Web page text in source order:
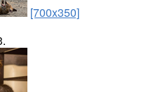
[700x350]